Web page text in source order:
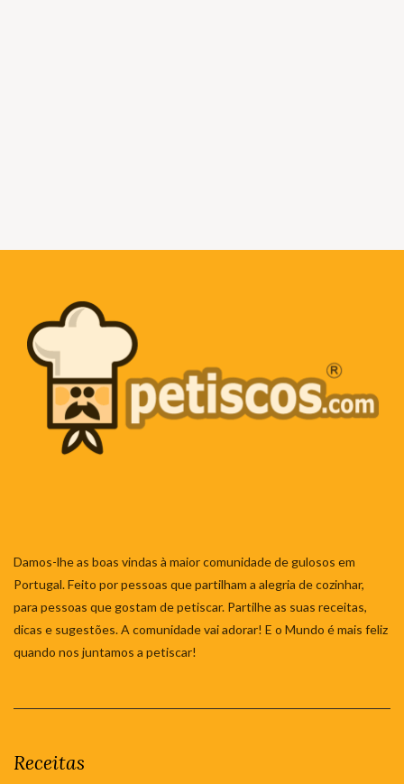
Damos-lhe as boas vindas à maior comunidade de gulosos em
Portugal. Feito por pessoas que partilham a alegria de cozinhar,
para pessoas que gostam de petiscar. Partilhe as suas receitas,
dicas e sugestões. A comunidade vai adorar! E o Mundo é mais feliz
quando nos juntamos a petiscar!
Receitas